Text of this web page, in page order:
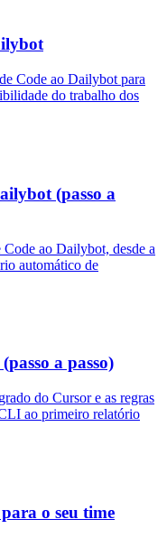
Code ao Dailybot para
do trabalho dos
(passo a
ao Dailybot, desde a
automático de
a passo)
do Cursor e as regras
ao primeiro relatório
o seu time